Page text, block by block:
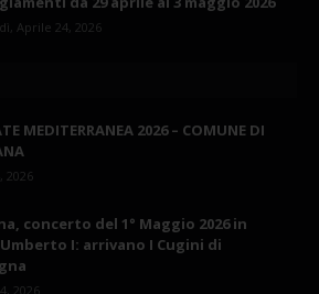
Aprile 24, 2026
MEDITERRANEA 2026 – COMUNE DI
2026
concerto del 1° Maggio 2026 in
I: arrivano I Cugini di
2026